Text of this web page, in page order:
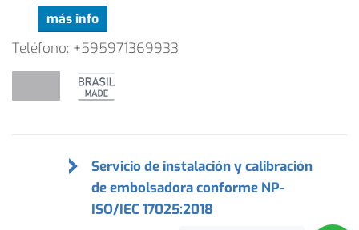
más info
Teléfono: +595971369933
Servicio de instalación y calibración
de embolsadora conforme NP-
ISO/IEC 17025:2018